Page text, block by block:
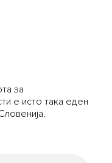
за
е исто така еден